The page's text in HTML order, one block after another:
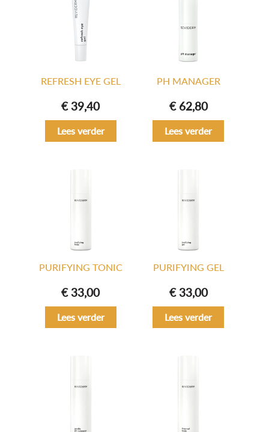
REFRESH EYE GEL
€39,40
Lees verder
PH MANAGER
€62,80
Lees verder
PURIFYING TONIC
€33,00
Lees verder
PURIFYING GEL
€33,00
Lees verder